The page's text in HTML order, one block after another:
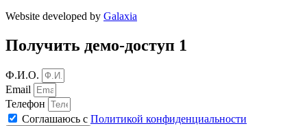
Website developed by Galaxia
Получить демо-доступ 1
Ф.И.О.
Email
Телефон
Соглашаюсь с Политикой конфиденциальности